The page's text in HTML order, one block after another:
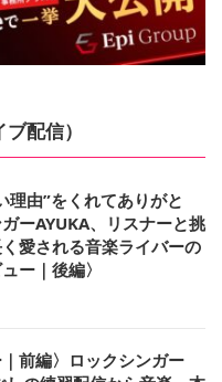
配信）
理由”をくれてありがと
ーAYUKA、リスナーと挑
愛される音楽ライバーの
ー｜後編〉
｜前編〉ロックシンガー